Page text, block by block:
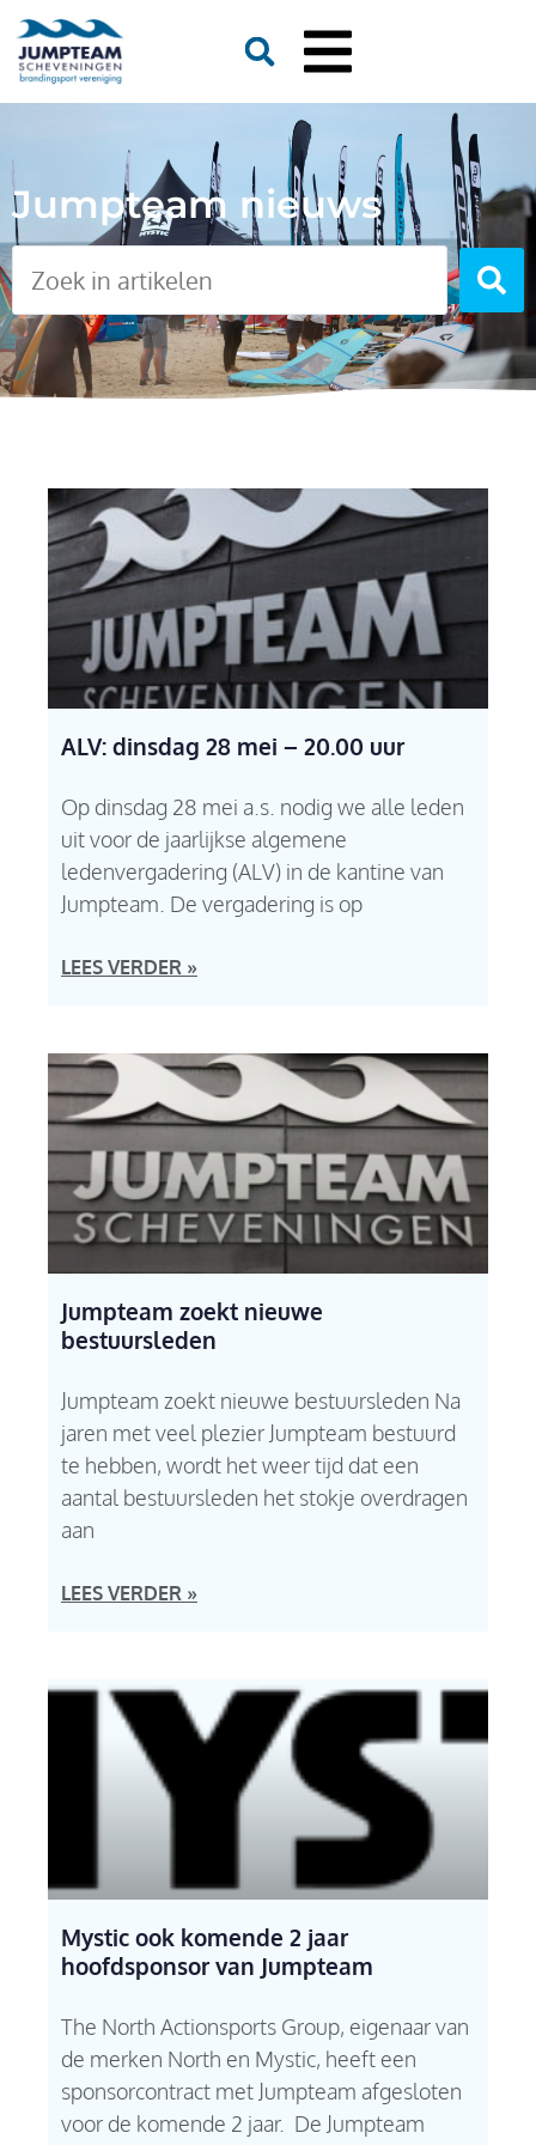
Jumpteam nieuws
ALV: dinsdag 28 mei – 20.00 uur
Op dinsdag 28 mei a.s. nodig we alle leden
uit voor de jaarlijkse algemene
ledenvergadering (ALV) in de kantine van
Jumpteam. De vergadering is op
LEES VERDER »
Jumpteam zoekt nieuwe
bestuursleden
Jumpteam zoekt nieuwe bestuursleden Na
jaren met veel plezier Jumpteam bestuurd
te hebben, wordt het weer tijd dat een
aantal bestuursleden het stokje overdragen
aan
LEES VERDER »
Mystic ook komende 2 jaar
hoofdsponsor van Jumpteam
The North Actionsports Group, eigenaar van
de merken North en Mystic, heeft een
sponsorcontract met Jumpteam afgesloten
voor de komende 2 jaar. De Jumpteam